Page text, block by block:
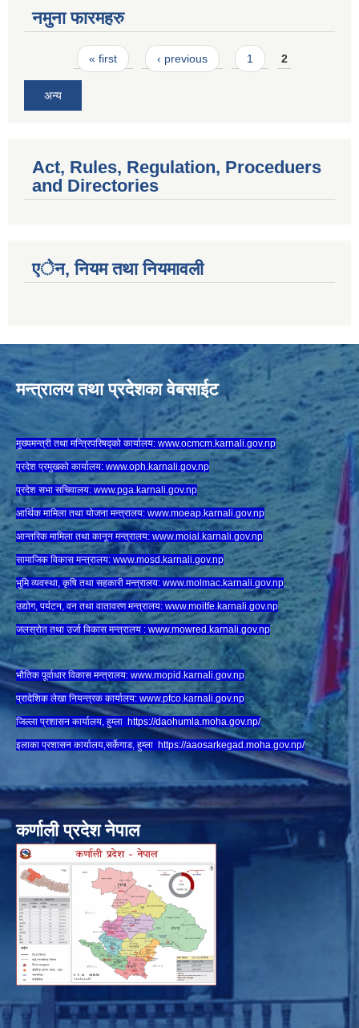
नमुना फारमहरु
Pages« first ‹ previous 1 2
अन्य
Act, Rules, Regulation, Proceduers
and Directories
एेन, नियम तथा नियमावली
मन्त्रालय तथा प्रदेशका वेबसाईट
मुख्यमन्त्री तथा मन्त्रिपरिषद्को कार्यालय: www.ocmcm.karnali.gov.np
प्रदेश प्रमुखको कार्यालय: www.oph.karnali.gov.np
प्रदेश सभा सचिवालय: www.pga.karnali.gov.np
आर्थिक मामिला तथा योजना मन्त्रालय: www.moeap.karnali.gov.np
आन्तरिक मामिला तथा कानून मन्त्रालय: www.moial.karnali.gov.np
सामाजिक विकास मन्त्रालय: www.mosd.karnali.gov.np
भुमि व्यवस्था, कृषि तथा सहकारी मन्त्रालय: www.molmac.karnali.gov.np
उद्योग, पर्यटन, वन तथा वातावरण मन्त्रालय: www.moitfe.karnali.gov.np
जलस्रोत तथा उर्जा विकास मन्त्रालय : www.mowred.karnali.gov.np
भौतिक पूर्वाधार विकास मन्त्रालय: www.mopid.karnali.gov.np
प्रादेशिक लेखा नियन्त्रक कार्यालय: www.pfco.karnali.gov.np
जिल्ला प्रशासन कार्यालय, हुम्ला https://daohumla.moha.gov.np/
इलाका प्रशासन कार्यालय,सर्केगाड, हुम्ला https://aaosarkegad.moha.gov.np/
कर्णाली प्रदेश नेपाल